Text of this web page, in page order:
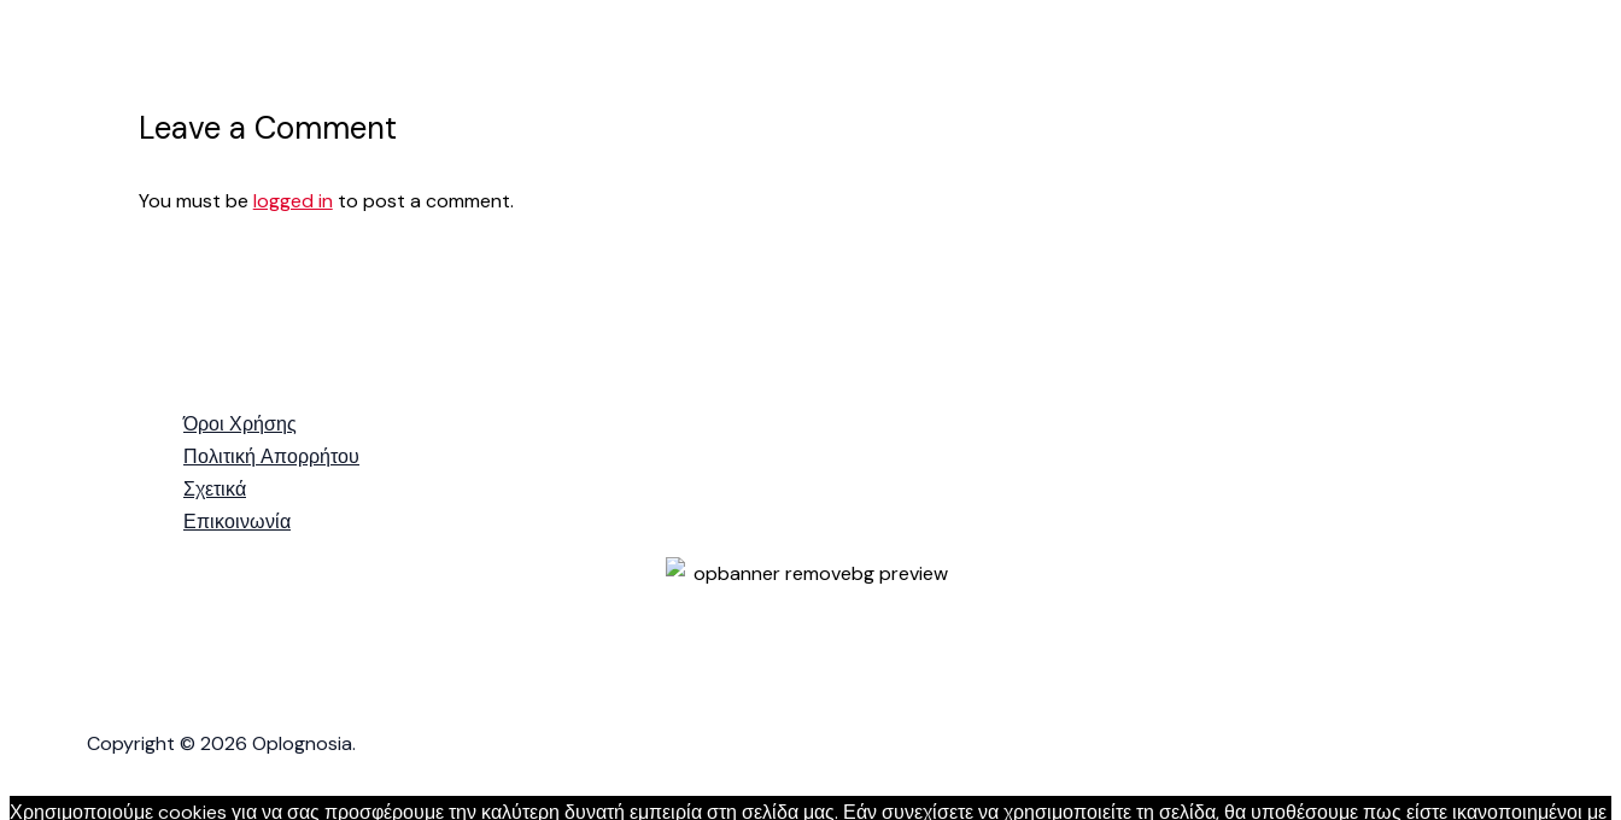
Leave a Comment
You must be logged into post a comment.
Όροι Χρήσης
Πολιτική Απορρήτου
Σχετικά
Επικοινωνία
Copyright © 2026 Oplognosia.
Χρησιμοποιούμε cookies για να σας προσφέρουμε την καλύτερη δυνατή εμπειρία στη σελίδα μας. Εάν συνεχίσετε να χρησιμοποιείτε τη σελίδα, θα υποθέσουμε πως είστε ικανοποιημένοι με